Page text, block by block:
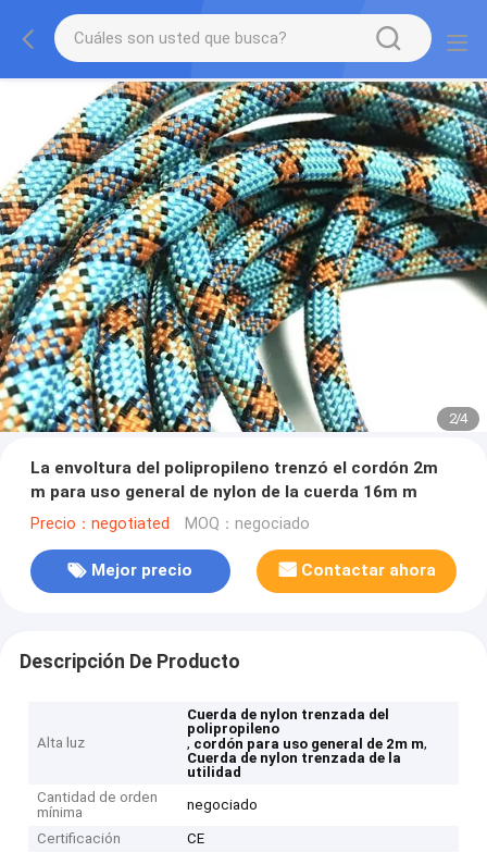
2/4
La envoltura del polipropileno trenzó el cordón 2m
m para uso general de nylon de la cuerda 16m m
Precio：negotiated MOQ：negociado
Mejor precio Contactar ahora
Descripción De Producto
Alta luz
Cuerda de nylon trenzada del
polipropileno
, cordón para uso general de 2m m,
Cuerda de nylon trenzada de la
utilidad
Cantidad de orden
mínima
negociado
Certificación
CE